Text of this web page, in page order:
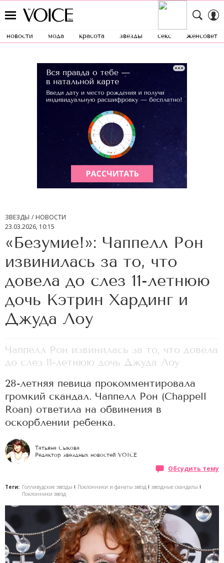
новости мода красота звезды секс женсовет
ЗВЕЗДЫ
НОВОСТИ
23.03.2026, 10:15
«Безумие!»: Чаппелл Рон
извинилась за то, что
довела до слез 11-летнюю
дочь Кэтрин Хардинг и
Джуда Лоу
Чаппелл Рон извинилась за то, что довела
до слез 11-летнюю дочь Джуда Лоу
28-летняя певица прокомментировала
громкий скандал. Чаппелл Рон (Chappell
Roan) ответила на обвинения в
оскорблении ребенка.
Татьяна Сыкова
Редактор звездных новостей VOICE
Обсудить тему
Теги: Голливудские звезды Поклонники и фанаты звёзд
звездные скандалы
Поклонники звезд